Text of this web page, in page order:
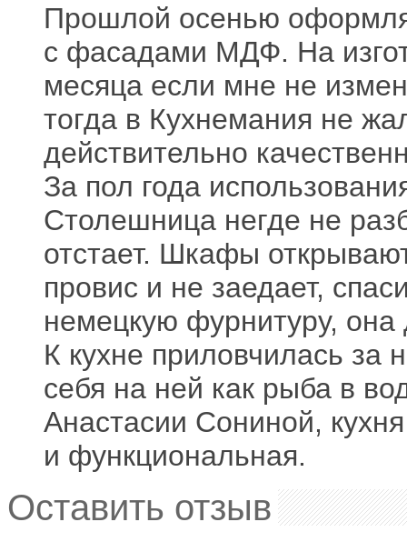
Прошлой осенью
с фасадами МДФ. На
месяца если мне не
тогда в Кухнемания не
действительно
За пол года
Столешница негде не
отстает. Шкафы
провис и не заедает,
немецкую фурнитуру, она
К кухне приловчилась за
себя на ней как рыба в
Анастасии Сониной,
и функциональная.
Оставить отзыв